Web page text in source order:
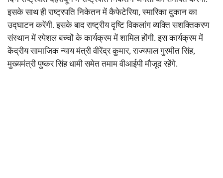
इसके साथ हीराष्ट्रपति निकेतन में कैफेटेरिया,स्मारिका दुकान का
उद्घाटन करेंगी. इसके बाद राष्ट्रीय दृष्टि विकलांग व्यक्ति सशक्तिकरण
संस्थान में स्पेशल बच्चों के कार्यक्रम में शामिल होंगी. इस कार्यक्रम में
केंद्रीय सामाजिक न्याय मंत्री वीरेंद्र कुमार,राज्यपाल गुरमीत सिंह,
मुख्यमंत्री पुष्कर सिंह धामी समेत तमाम वीआईपी मौजूद रहेंगे.